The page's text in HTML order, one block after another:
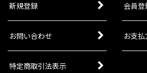
新規登録 会員
お問い合わせ お支
特定商取引法表示